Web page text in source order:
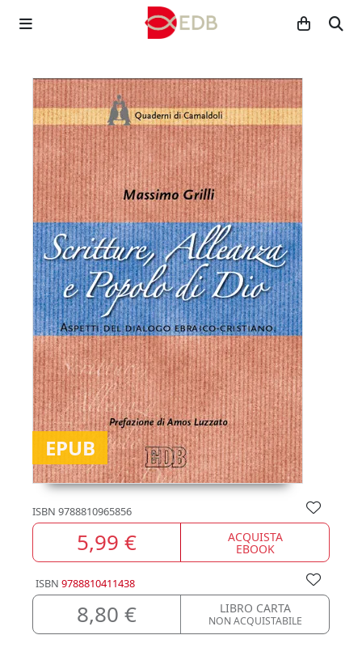
EPUB
ISBN 9788810965856
5,99 € ACQUISTA
EBOOK
ISBN 9788810411438
8,80 € LIBRO CARTA
NON ACQUISTABILE